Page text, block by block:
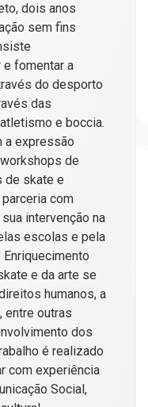
dois anos
sem fins
fomentar a
do desporto
das
e boccia.
a expressão
de
de skate e
com
intervenção na
escolas e pela
e da arte se
humanos, a
entre outras
dos
é realizado
com experiência
Social,